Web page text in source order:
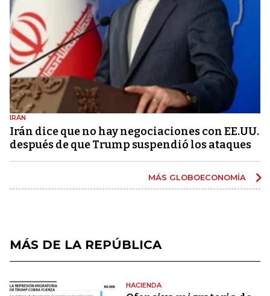
IRÁN
Irán dice que no hay negociaciones con EE.UU.
después de que Trump suspendió los ataques
MÁS GLOBOECONOMÍA
MÁS DE LA REPÚBLICA
HACIENDA